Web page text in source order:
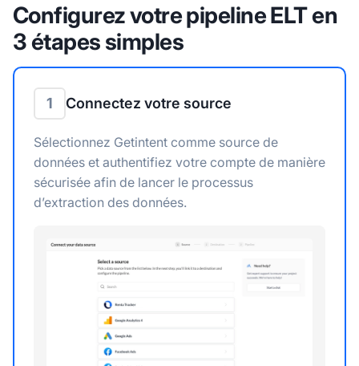
Configurez votre pipeline ELT en
3 étapes simples
1 Connectez votre source
Sélectionnez Getintent comme source de
données et authentifiez votre compte de manière
sécurisée afin de lancer le processus
d’extraction des données.